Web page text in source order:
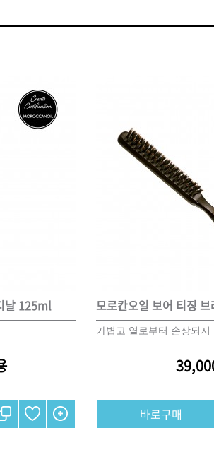
모로칸오일 트
지날
미용회
날 125ml 모로칸오일 보어 티징 브
가볍고 열로부터 손상되지